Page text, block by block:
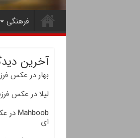
فرهنگی
آخرین
بهار درعکس
لیلا درعکس
Mahboob در
ای